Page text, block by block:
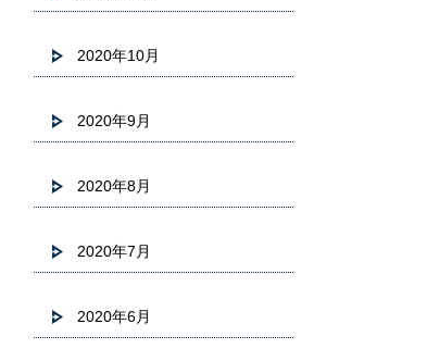
2020年10月
2020年9月
2020年8月
2020年7月
2020年6月